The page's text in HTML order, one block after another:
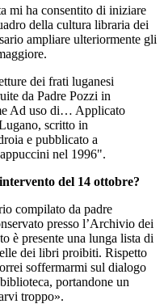
mi ha consentito di iniziare
della cultura libraria dei
ampliare ulteriormente gli
dei frati luganesi
da Padre Pozzi in
Ad uso di… Applicato
scritto in
e pubblicato a
nel 1996".
del 14 ottobre?
compilato da padre
presso l’Archivio dei
è presente una lunga lista di
dei libri proibiti. Rispetto
soffermarmi sul dialogo
portandone un
troppo».